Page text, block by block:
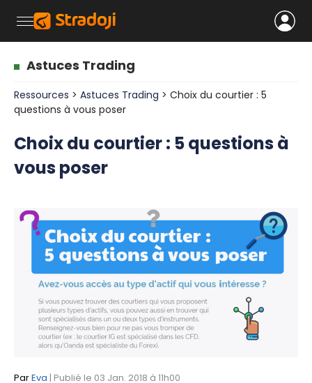
Astuces Trading
Ressources > Astuces Trading > Choix du courtier : 5
questions à vous poser
Choix du courtier : 5 questions à
vous poser
ParEva | Publié le 03 Jan. 2018 à 11h00